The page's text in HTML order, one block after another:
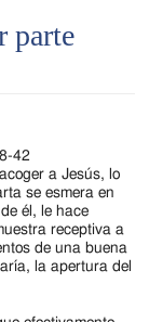
parte
42
a Jesús, lo
se esmera en
él, le hace
receptiva a
de una buena
la apertura del